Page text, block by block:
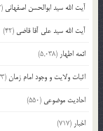
آیت الله سید ابوالحسن اصفهانی (43)
آیت الله سید علی آقا قاضی (42)
ائمه اطهار (5,038)
اثبات ولایت و وجود امام زمان(73)
احادیث موضوعی (550)
اخبار (717)